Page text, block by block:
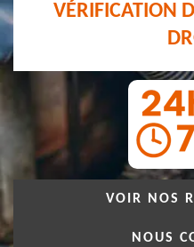
VÉRIFICATION
VOIR NOS
NOUS